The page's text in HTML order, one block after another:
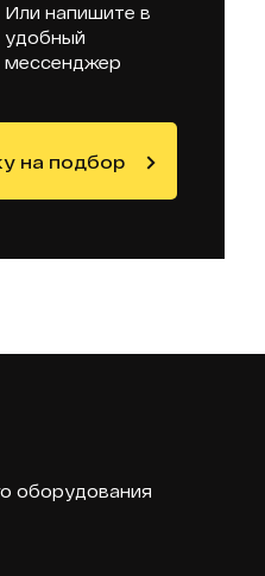
Или напишите в
удобный
мессенджер
на подбор
оборудования